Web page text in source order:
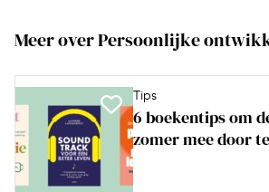
Meer over Persoonlijke
Tips
6 boekentips om
zomer mee door